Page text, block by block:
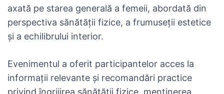
axată pe starea generală a femeii, abordată din
perspectiva sănătății fizice, a frumuseții estetice
și a echilibrului interior.
Evenimentul a oferit participantelor acces la
informații relevante și recomandări practice
privind îngrijirea sănătății fizice, menținerea